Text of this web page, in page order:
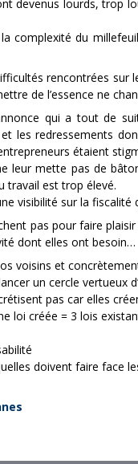
devenus lourds, trop
complexité du
rencontrées
de l’essence ne
qui a tout de
les redressements
étaient
leur mette pas de
travail est trop élevé.
visibilité sur la fiscalité
pas pour faire
dont elles ont besoin…
voisins et
un cercle vertueux
pas car elles
loi créée = 3 lois
doivent faire face